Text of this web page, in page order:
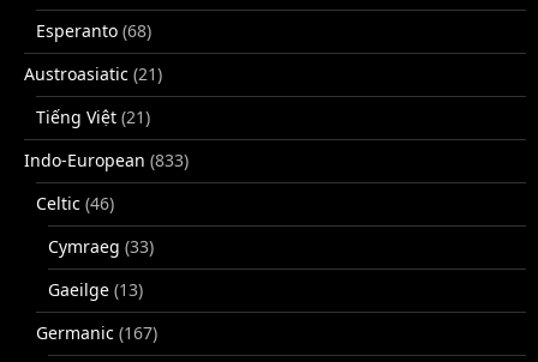
Esperanto (68)
Austroasiatic (21)
Tiếng Việt (21)
Indo-European (833)
Celtic (46)
Cymraeg (33)
Gaeilge (13)
Germanic (167)